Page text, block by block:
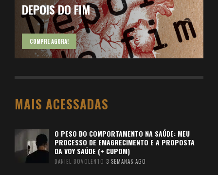
DEPOIS DO FIM
COMPRE AGORA!
MAIS ACESSADAS
O PESO DO COMPORTAMENTO NA SAÚDE: MEU
PROCESSO DE EMAGRECIMENTO E A PROPOSTA
DA VOY SAÚDE (+ CUPOM)
DANIEL BOVOLENTO 3 SEMANAS AGO